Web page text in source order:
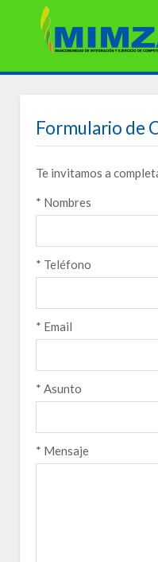
Formulario de
Te invitamos a
* Nombres
* Teléfono
* Email
* Asunto
* Mensaje